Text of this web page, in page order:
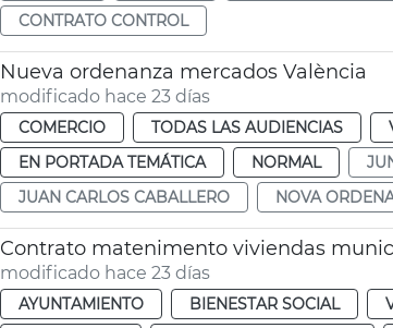
CONTRATO CONTROL
Nueva ordenanza mercados València
modificado hace 23 días
COMERCIO TODAS LAS AUDIENCIAS
EN PORTADA TEMÁTICA
NORMAL
JUAN CARLOS CABALLERO
NOVA
Contrato matenimento viviendas
modificado hace 23 días
AYUNTAMIENTO BIENESTAR SOCIAL